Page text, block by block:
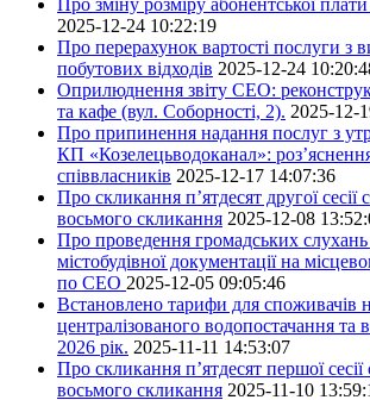
2025-12-24 10:22:19
Про перерахунок вартості послуги з
побутових відходів 2025-12-24
Оприлюднення звіту СЕО:
та кафе (вул. Соборності, 2). 2025-12-
Про припинення надання послуг з
КП «Козелецьводоканал»:
співвласників 2025-12-17 14:07:36
Про скликання п’ятдесят другої сесії
восьмого скликання 2025-12-08
Про проведення громадських
містобудівної документації на
по СЕО 2025-12-05 09:05:46
Встановлено тарифи для споживачів
централізованого водопостачання та
2026 рік. 2025-11-11 14:53:07
Про скликання п’ятдесят першої
восьмого скликання 2025-11-10